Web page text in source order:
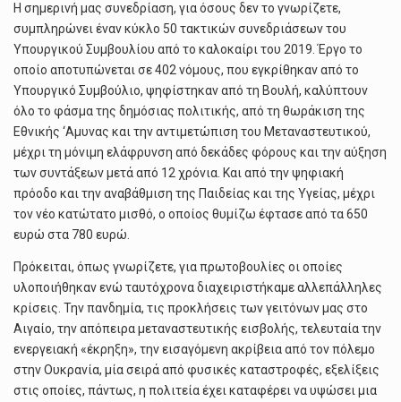
Η σημερινή μας συνεδρίαση, για όσους δεν το γνωρίζετε,
συμπληρώνει έναν κύκλο 50 τακτικών συνεδριάσεων του
Υπουργικού Συμβουλίου από το καλοκαίρι του 2019. Έργο το
οποίο αποτυπώνεται σε 402 νόμους, που εγκρίθηκαν από το
Υπουργικό Συμβούλιο, ψηφίστηκαν από τη Βουλή, καλύπτουν
όλο το φάσμα της δημόσιας πολιτικής, από τη θωράκιση της
Εθνικής ‘Αμυνας και την αντιμετώπιση του Μεταναστευτικού,
μέχρι τη μόνιμη ελάφρυνση από δεκάδες φόρους και την αύξηση
των συντάξεων μετά από 12 χρόνια. Και από την ψηφιακή
πρόοδο και την αναβάθμιση της Παιδείας και της Υγείας, μέχρι
τον νέο κατώτατο μισθό, ο οποίος θυμίζω έφτασε από τα 650
ευρώ στα 780 ευρώ.
Πρόκειται, όπως γνωρίζετε, για πρωτοβουλίες οι οποίες
υλοποιήθηκαν ενώ ταυτόχρονα διαχειριστήκαμε αλλεπάλληλες
κρίσεις. Την πανδημία, τις προκλήσεις των γειτόνων μας στο
Αιγαίο, την απόπειρα μεταναστευτικής εισβολής, τελευταία την
ενεργειακή «έκρηξη», την εισαγόμενη ακρίβεια από τον πόλεμο
στην Ουκρανία, μία σειρά από φυσικές καταστροφές, εξελίξεις
στις οποίες, πάντως, η πολιτεία έχει καταφέρει να υψώσει μια